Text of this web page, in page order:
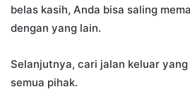
belas kasih, Anda bisa saling
dengan yang lain.
Selanjutnya, cari jalan keluar
semua pihak.